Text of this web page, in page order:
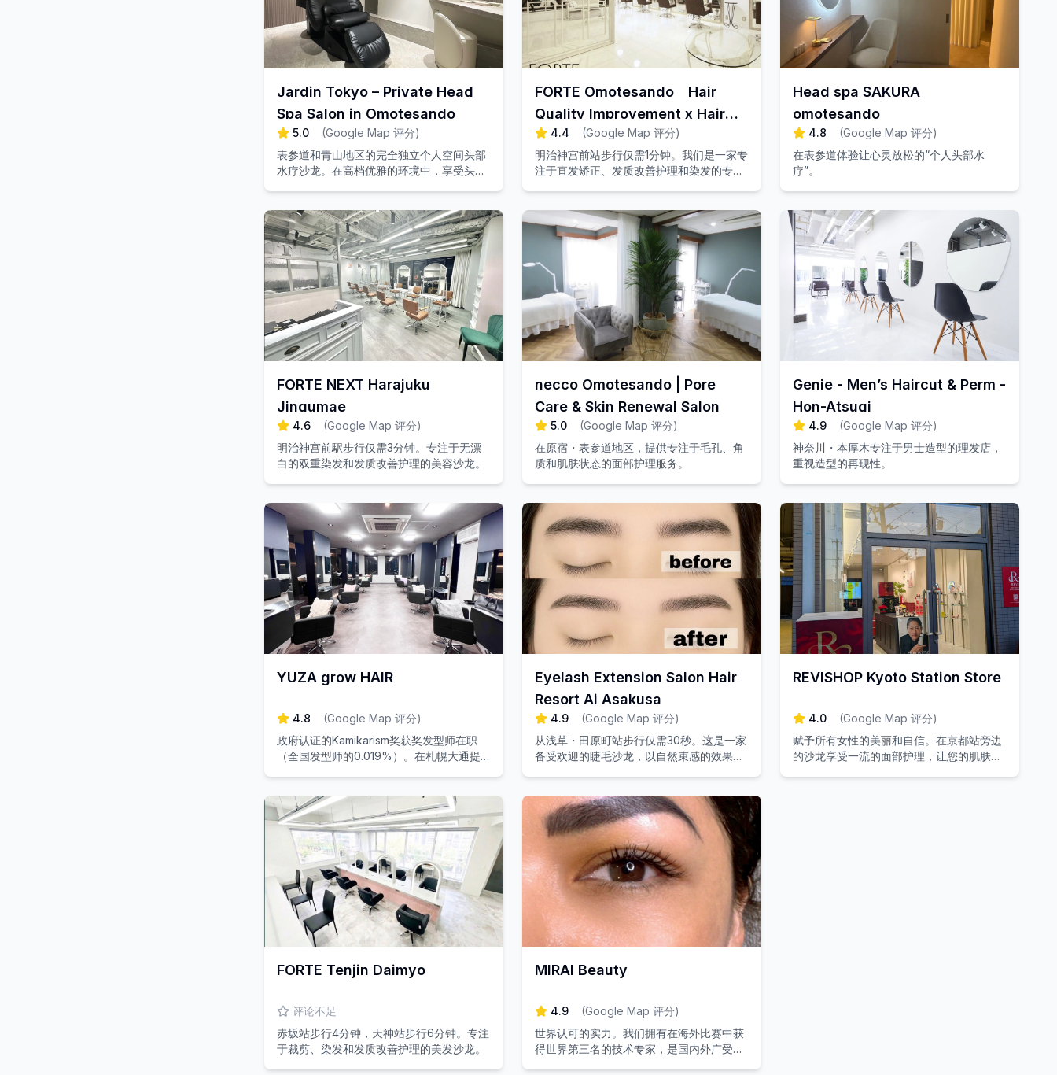
Jardin Tokyo – Private Head
Spa Salon in Omotesando
5.0 (Google Map 评分)
表参道和青山地区的完全独立个人空间头部
水疗沙龙。在高档优雅的环境中，享受头皮
FORTE Omotesando Hair
Quality Improvement x Hair
Straightening
4.4 (Google Map 评分)
明治神宫前站步行仅需1分钟。我们是一家专
注于直发矫正、发质改善护理和染发的专业
Head spa SAKURA
omotesando
4.8 (Google Map 评分)
在表参道体验让心灵放松的“个人头部水
疗”。
FORTE NEXT Harajuku
Jingumae
4.6 (Google Map 评分)
明治神宫前駅步行仅需3分钟。专注于无漂
白的双重染发和发质改善护理的美容沙龙。
necco Omotesando | Pore
Care & Skin Renewal Salon
5.0 (Google Map 评分)
在原宿・表参道地区，提供专注于毛孔、角
质和肌肤状态的面部护理服务。
Genie - Men’s Haircut & Perm -
Hon-Atsugi
4.9 (Google Map 评分)
神奈川・本厚木专注于男士造型的理发店，
重视造型的再现性。
YUZA grow HAIR
4.8 (Google Map 评分)
政府认证的Kamikarism奖获奖发型师在职
（全国发型师的0.019%）。在札幌大通提
Eyelash Extension Salon Hair
Resort Ai Asakusa
4.9 (Google Map 评分)
从浅草・田原町站步行仅需30秒。这是一家
备受欢迎的睫毛沙龙，以自然束感的效果著
REVISHOP Kyoto Station Store
4.0 (Google Map 评分)
赋予所有女性的美丽和自信。在京都站旁边
的沙龙享受一流的面部护理，让您的肌肤做
FORTE Tenjin Daimyo
评论不足
赤坂站步行4分钟，天神站步行6分钟。专注
于裁剪、染发和发质改善护理的美发沙龙。
MIRAI Beauty
4.9 (Google Map 评分)
世界认可的实力。我们拥有在海外比赛中获
得世界第三名的技术专家，是国内外广受支